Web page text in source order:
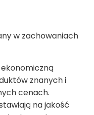
w zachowaniach
znanych i
cenach.
na jakość